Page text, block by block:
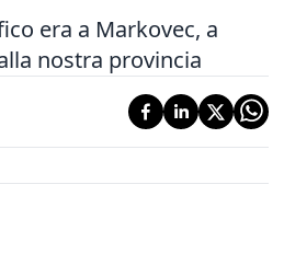
era a Markovec, a
nostra provincia